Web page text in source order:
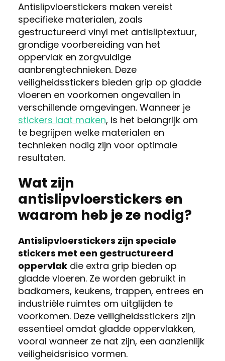
Antislipvloerstickers maken vereist
specifieke materialen, zoals
gestructureerd vinyl met antisliptextuur,
grondige voorbereiding van het
oppervlak en zorgvuldige
aanbrengtechnieken. Deze
veiligheidsstickers bieden grip op gladde
vloeren en voorkomen ongevallen in
verschillende omgevingen. Wanneer je
stickers laat maken, is het belangrijk om
te begrijpen welke materialen en
technieken nodig zijn voor optimale
resultaten.
Wat zijn
antislipvloerstickers en
waarom heb je ze nodig?
Antislipvloerstickers zijn speciale
stickers met een gestructureerd
oppervlakdie extra grip bieden op
gladde vloeren. Ze worden gebruikt in
badkamers, keukens, trappen, entrees en
industriële ruimtes om uitglijden te
voorkomen. Deze veiligheidsstickers zijn
essentieel omdat gladde oppervlakken,
vooral wanneer ze nat zijn, een aanzienlijk
veiligheidsrisico vormen.